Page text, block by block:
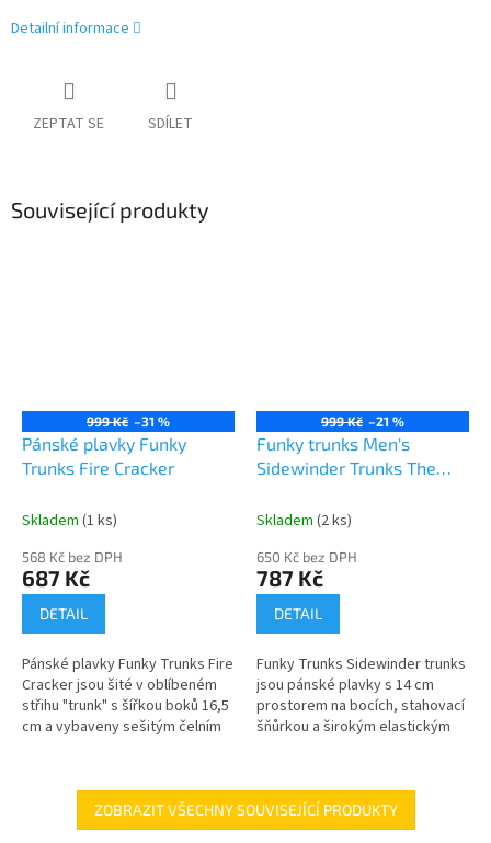
Detailní informace
ZEPTAT SE SDÍLET
Související produkty
999 Kč –31 %
Pánské plavky Funky
Trunks Fire Cracker
Skladem (1 ks)
568 Kč bez DPH
687 Kč
DETAIL
Pánské plavky Funky Trunks Fire
Cracker jsou šité v oblíbeném
střihu "trunk" s šířkou boků 16,5
cm a vybaveny sešitým čelním
999 Kč –21 %
Funky trunks Men's
Sidewinder Trunks The
Skladem (2 ks)
650 Kč bez DPH
787 Kč
DETAIL
Funky Trunks Sidewinder trunks
jsou pánské plavky s 14 cm
prostorem na bocích, stahovací
šňůrkou a širokým elastickým
ZOBRAZIT VŠECHNY SOUVISEJÍCÍ PRODUKTY